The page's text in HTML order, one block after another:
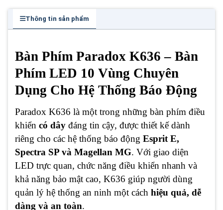
Thông tin sản phẩm
Bàn Phím Paradox K636 – Bàn
Phím LED 10 Vùng Chuyên
Dụng Cho Hệ Thống Báo Động
Paradox K636 là một trong những bàn phím điều
khiển có dây đáng tin cậy, được thiết kế dành
riêng cho các hệ thống báo động Esprit E,
Spectra SP và Magellan MG. Với giao diện
LED trực quan, chức năng điều khiển nhanh và
khả năng bảo mật cao, K636 giúp người dùng
quản lý hệ thống an ninh một cách hiệu quả, dễ
dàng và an toàn.